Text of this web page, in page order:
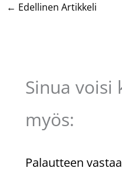
← Edellinen Artikkeli
Sinua voisi
myös:
Palautteen